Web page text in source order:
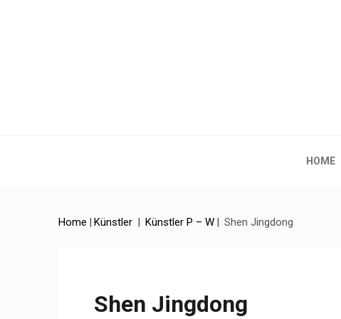
HOME
Home | Künstler | Künstler P – W | Shen Jingdong
Shen Jingdong